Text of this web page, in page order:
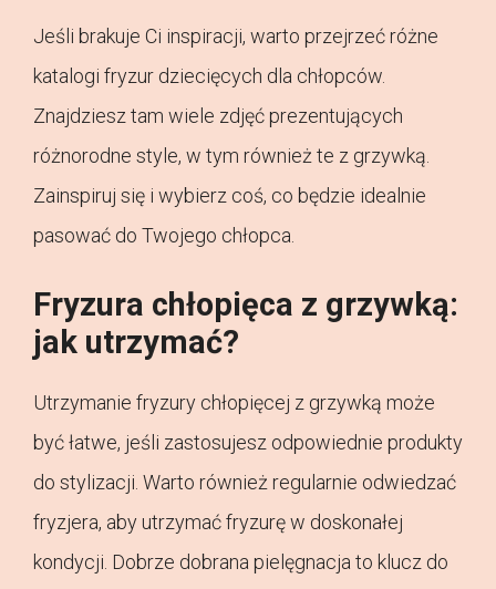
Jeśli brakuje Ci inspiracji, warto przejrzeć różne
katalogi fryzur dziecięcych dla chłopców.
Znajdziesz tam wiele zdjęć prezentujących
różnorodne style, w tym również te z grzywką.
Zainspiruj się i wybierz coś, co będzie idealnie
pasować do Twojego chłopca.
Fryzura chłopięca z grzywką:
jak utrzymać?
Utrzymanie fryzury chłopięcej z grzywką może
być łatwe, jeśli zastosujesz odpowiednie produkty
do stylizacji. Warto również regularnie odwiedzać
fryzjera, aby utrzymać fryzurę w doskonałej
kondycji. Dobrze dobrana pielęgnacja to klucz do